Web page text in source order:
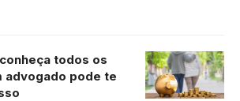
todos os
advogado pode te